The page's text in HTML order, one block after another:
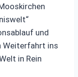
und
Weiterfahrt ins
in Rein